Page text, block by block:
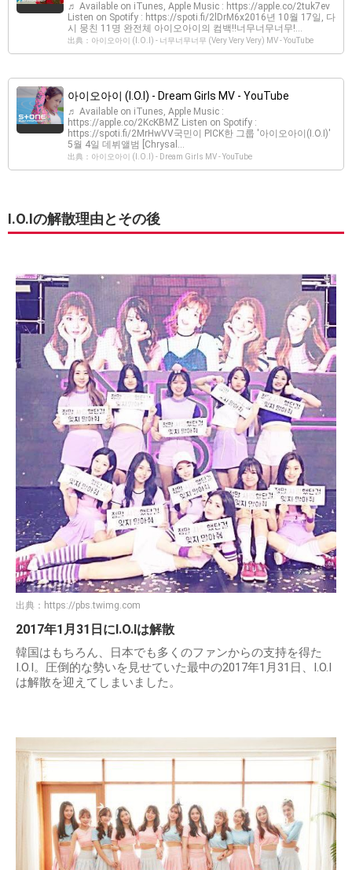
♬ Available on iTunes, Apple Music : https://apple.co/2tuk7ev
Listen on Spotify : https://spoti.fi/2lDrM6x2016년 10월 17일, 다
시 뭉친 11명 완전체 아이오아이의 컴백!!너무너무너무!...
出典：아이오아이 (I.O.I) - 너무너무너무 (Very Very Very) MV - YouTube
아이오아이 (I.O.I) - Dream Girls MV - YouTube
♬ Available on iTunes, Apple Music :
https://apple.co/2KcKBMZ Listen on Spotify :
https://spoti.fi/2MrHwVV국민이 PICK한 그룹 '아이오아이(I.O.I)'
5월 4일 데뷔앨범 [Chrysal...
出典：아이오아이 (I.O.I) - Dream Girls MV - YouTube
I.O.Iの解散理由とその後
出典： https://pbs.twimg.com
2017年1月31日にI.O.Iは解散
韓国はもちろん、日本でも多くのファンからの支持を得た
I.O.I。圧倒的な勢いを見せていた最中の2017年1月31日、I.O.I
は解散を迎えてしまいました。